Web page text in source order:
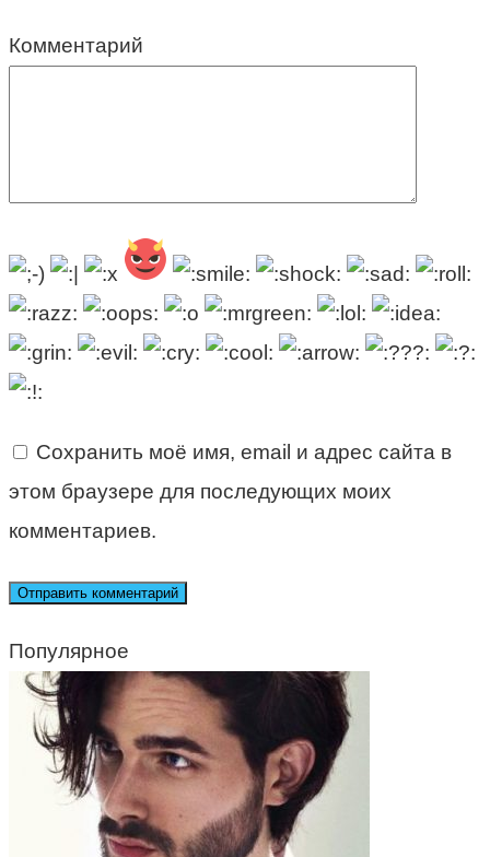
Комментарий
Сохранить моё имя, email и адрес сайта в
этом браузере для последующих моих
комментариев.
Популярное